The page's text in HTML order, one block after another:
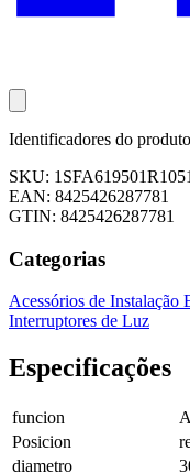
Identificadores do produto
SKU: 1SFA619501R1051
EAN: 8425426287781
GTIN: 8425426287781
Categorias
Acessórios de Instalação
Interruptores de Luz
Especificações
funcion
Posicion
diametro